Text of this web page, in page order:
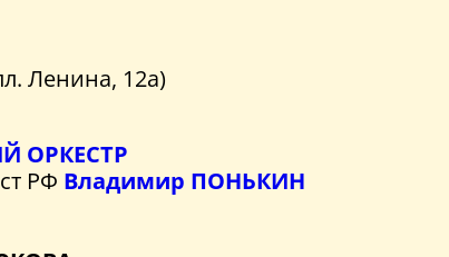
Ленина, 12а)
ОРКЕСТР
РФ Владимир ПОНЬКИН